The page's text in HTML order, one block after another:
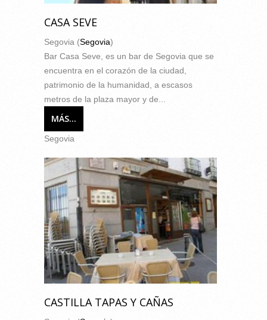
CASA SEVE
Segovia (Segovia)
Bar Casa Seve, es un bar de Segovia que se
encuentra en el corazón de la ciudad,
patrimonio de la humanidad, a escasos
metros de la plaza mayor y de...
MÁS...
Segovia
CASTILLA TAPAS Y CAÑAS